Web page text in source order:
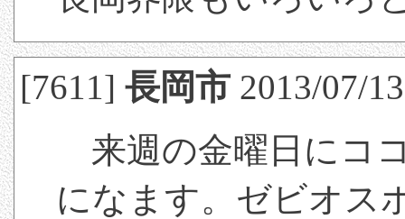
[7611]長岡市 2013/07/
来週の金曜日にコ
になます。ゼビオス